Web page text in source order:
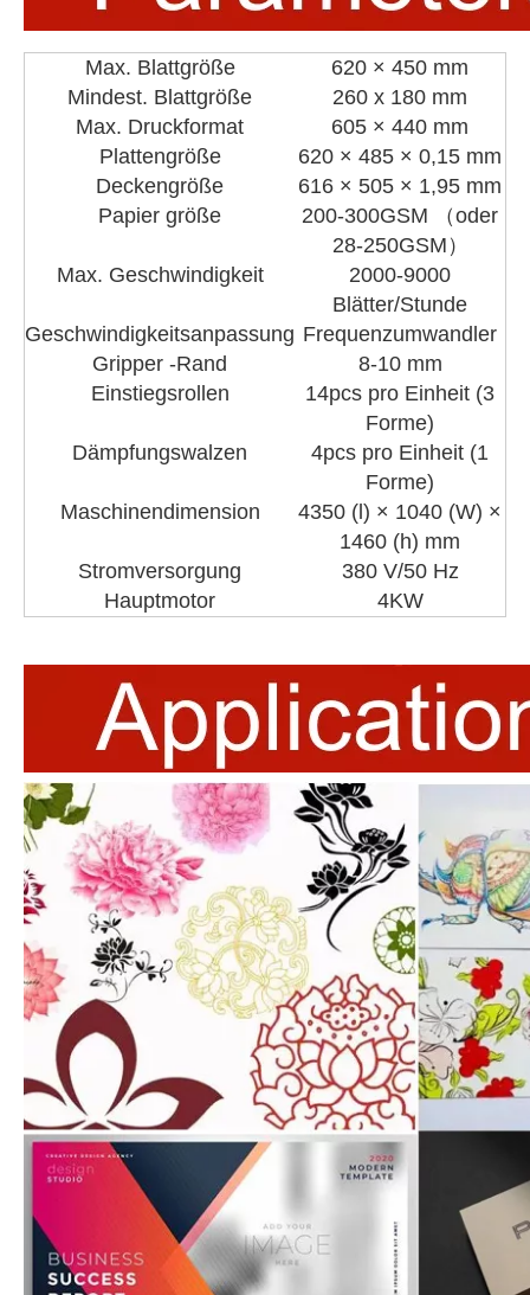
Max. Blattgröße
620 × 450 mm
Mindest. Blattgröße
260 x 180 mm
Max. Druckformat
605 × 440 mm
Plattengröße
620 × 485 × 0,15 mm
Deckengröße
616 × 505 × 1,95 mm
Papier größe
200-300GSM （oder
28-250GSM）
Max. Geschwindigkeit
2000-9000
Blätter/Stunde
Geschwindigkeitsanpassung Frequenzumwandler
Gripper -Rand
8-10 mm
Einstiegsrollen
14pcs pro Einheit (3
Forme)
Dämpfungswalzen
4pcs pro Einheit (1
Forme)
Maschinendimension
4350 (l) × 1040 (W) ×
1460 (h) mm
Stromversorgung
380 V/50 Hz
Hauptmotor
4KW